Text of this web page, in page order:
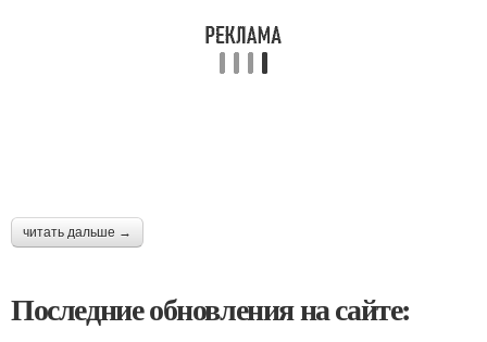
читать дальше →
Последние обновления на сайте: